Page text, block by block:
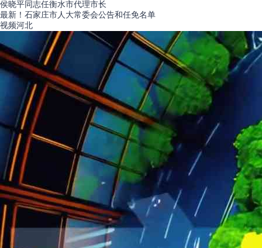
侯晓平同志任衡水市代理市长
最新！石家庄市人大常委会公告和任免名单
视频河北